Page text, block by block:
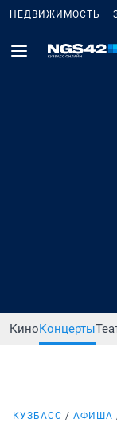
НЕДВИЖИМОСТЬ
КиноКонцерты
КУЗБАСС АФИША